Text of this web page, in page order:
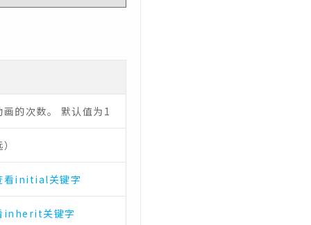
的次数。 默认值为1
看initial关键字
inherit关键字